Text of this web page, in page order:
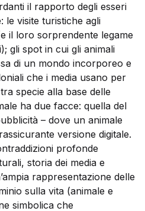
il rapporto degli esseri
le visite turistiche agli
il loro sorprendente legame
gli spot in cui gli animali
di un mondo incorporeo e
che i media usano per
specie alla base delle
ha due facce: quella del
– dove un animale
versione digitale.
profonde
storia dei media e
rappresentazione delle
sulla vita (animale e
simbolica che